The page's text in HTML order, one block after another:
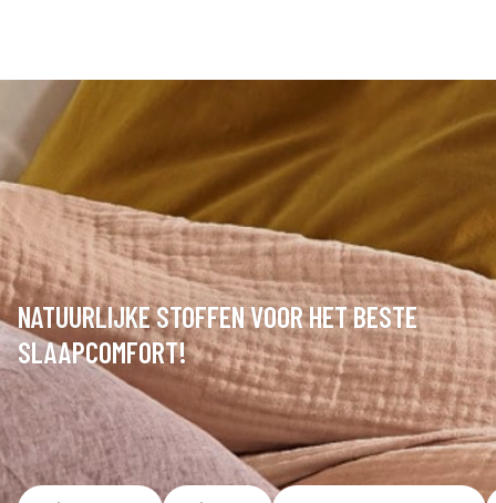
NATUURLIJKE STOFFEN VOOR HET BESTE
SLAAPCOMFORT!